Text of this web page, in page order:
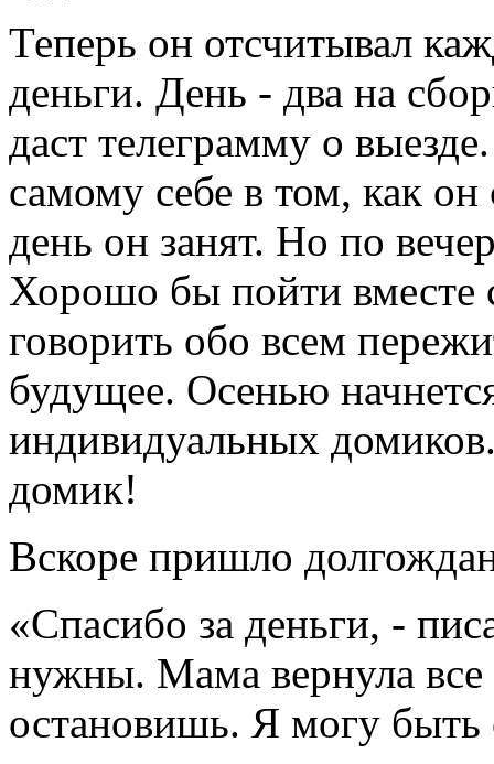
Теперь он отсчитывал
деньги. День - два на
даст телеграмму о
самому себе в том, как он
день он занят. Но по
Хорошо бы пойти вместе
говорить обо всем
будущее. Осенью
индивидуальных
домик!
Вскоре пришло
«Спасибо за деньги, -
нужны. Мама вернула
остановишь. Я могу быть